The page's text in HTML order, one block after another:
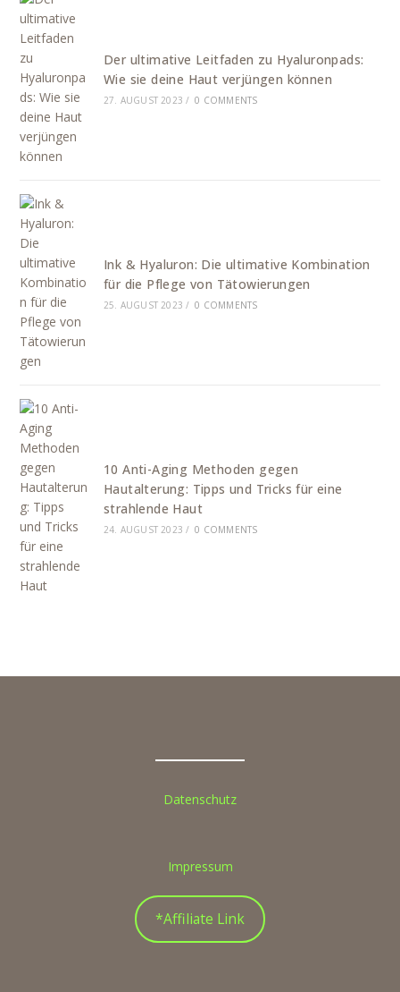
Der ultimative Leitfaden zu Hyaluronpads:
Wie sie deine Haut verjüngen können
27. AUGUST 2023 / 0 COMMENTS
Ink & Hyaluron: Die ultimative Kombination
für die Pflege von Tätowierungen
25. AUGUST 2023 / 0 COMMENTS
10 Anti-Aging Methoden gegen
Hautalterung: Tipps und Tricks für eine
strahlende Haut
24. AUGUST 2023 / 0 COMMENTS
Datenschutz
Impressum
*Affiliate Link